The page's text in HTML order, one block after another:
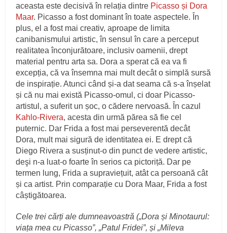
aceasta este decisivă în relația dintre Picasso și Dora
Maar. Picasso a fost dominant în toate aspectele. În
plus, el a fost mai creativ, aproape de limita
canibanismului artistic, în sensul în care a perceput
realitatea înconjurătoare, inclusiv oamenii, drept
material pentru arta sa. Dora a sperat că ea va fi
excepția, că va însemna mai mult decât o simplă sursă
de inspirație. Atunci când și-a dat seama că s-a înșelat
și că nu mai există Picasso-omul, ci doar Picasso-
artistul, a suferit un șoc, o cădere nervoasă. În cazul
Kahlo-Rivera, acesta din urmă părea să fie cel
puternic. Dar Frida a fost mai perseverentă decât
Dora, mult mai sigură de identitatea ei. E drept că
Diego Rivera a susținut-o din punct de vedere artistic,
deşi n-a luat-o foarte în serios ca pictoriță. Dar pe
termen lung, Frida a supraviețuit, atât ca persoană cât
și ca artist. Prin comparație cu Dora Maar, Frida a fost
câștigătoarea.
Cele trei cărți ale dumneavoastră („Dora și Minotaurul:
viața mea cu Picasso”, „Patul Fridei”, și „Mileva